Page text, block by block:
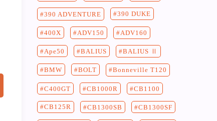
390 ADVENTURE 390 DUKE
400X ADV150 ADV160
Ape50 BALIUS BALIUS Ⅱ
BMW BOLT Bonneville T120
C400GT CB1000R CB1100
CB125R CB1300SB CB1300SF